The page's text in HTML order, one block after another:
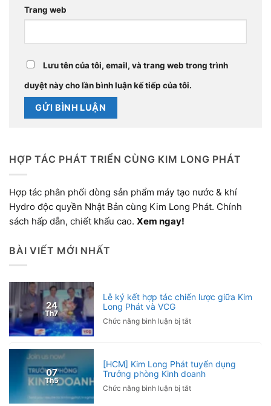
Trang web
Lưu tên của tôi, email, và trang web trong trình
duyệt này cho lần bình luận kế tiếp của tôi.
HỢP TÁC PHÁT TRIỂN CÙNG KIM LONG PHÁT
Hợp tác phân phối dòng sản phẩm máy tạo nước & khí
Hydro độc quyền Nhật Bản cùng Kim Long Phát. Chính
sách hấp dẫn, chiết khấu cao. Xem ngay!
BÀI VIẾT MỚI NHẤT
24
Th7
Lễ ký kết hợp tác chiến lược giữa Kim
Long Phát và VCG
Chức năng bình luận bị tắtở
hợp
tác
chiến
07
Th5
[HCM] Kim Long Phát tuyển dụng
Trưởng phòng Kinh doanh
Chức năng bình luận bị tắtở